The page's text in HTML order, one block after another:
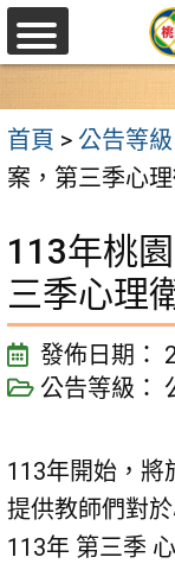
W
跳
主
要
容
區
首頁 > 公告等級
案，第三季心
113年桃
三季心理
發佈日期：
公告等級：
113年開始，將
提供教師們對
113年 第三季
選
單